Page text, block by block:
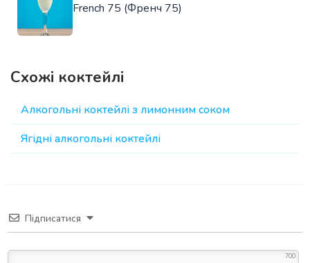
French 75 (Френч 75)
Схожі коктейлі
Алкогольні коктейлі з лимонним соком
Ягідні алкогольні коктейлі
Підписатися
700